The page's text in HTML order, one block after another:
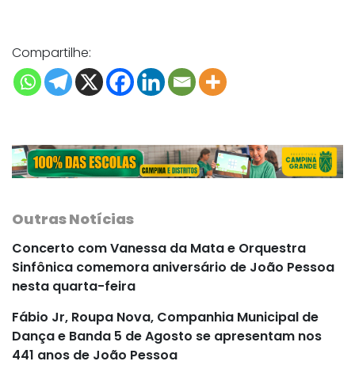
Compartilhe:
Outras Notícias
Concerto com Vanessa da Mata e Orquestra
Sinfônica comemora aniversário de João Pessoa
nesta quarta-feira
Fábio Jr, Roupa Nova, Companhia Municipal de
Dança e Banda 5 de Agosto se apresentam nos
441 anos de João Pessoa